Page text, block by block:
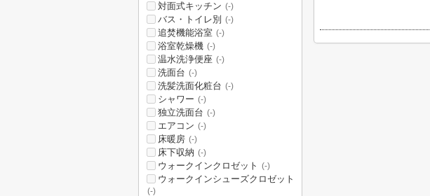
対面式キッチン (-)
バス・トイレ別 (-)
追焚機能浴室 (-)
浴室乾燥機 (-)
温水洗浄便座 (-)
洗面台 (-)
洗髪洗面化粧台 (-)
シャワー (-)
独立洗面台 (-)
エアコン (-)
床暖房 (-)
床下収納 (-)
ウォークインクロゼット (-)
ウォークインシューズクロゼット
(-)